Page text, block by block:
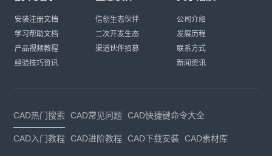
安装注册文档
学习帮助文档
产品视频教程
经验技巧资讯
信创生态伙伴
二次开发生态
渠道伙伴招募
公司介绍
发展历程
联系方式
新闻资讯
CAD热门搜索 CAD常见问题 CAD快捷键命令大全
CAD入门教程 CAD进阶教程 CAD下载安装 CAD素材库